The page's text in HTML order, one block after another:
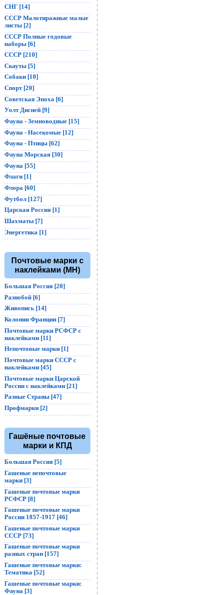
СНГ [14]
СССР Малотиражные малые
листы [2]
СССР Полные годовые
наборы [6]
СССР [210]
Скауты [5]
Собаки [10]
Спорт [20]
Советская Эпоха [6]
Уолт Дисней [9]
Фауна - Земноводные [15]
Фауна - Насекомые [12]
Фауна - Птицы [62]
Фауна Морская [30]
Фауна [55]
Флаги [1]
Флора [60]
Футбол [127]
Царская Россия [1]
Шахматы [7]
Энергетика [1]
Почтовые марки с
наклейками (MH)
Большая Россия [20]
Разнобой [6]
Живопись [14]
Колонии Франции [7]
Почтовые марки РСФСР с
наклейками [11]
Непочтовые марки [1]
Почтовые марки СССР с
наклейками [45]
Почтовые марки Царской
России с наклейками [21]
Разные Страны [47]
Профмарки [2]
Гашёные почтовые
марки и КПД
Большая Россия [5]
Гашеные непочтовые
марки [3]
Гашеные почтовые марки
РСФСР [8]
Гашеные почтовые марки
России 1857-1917 [46]
Гашеные почтовые марки
СССР [73]
Гашеные почтовые марки
разных стран [157]
Гашеные почтовые марки:
Тематика [52]
Гашеные почтовые марки:
Фауна [3]